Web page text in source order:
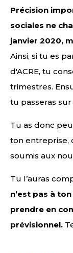
Précision
sociales ne
janvier 2020,
Ainsi, si tu es
d'ACRE, tu
trimestres.
tu passeras sur
Tu as donc
ton entreprise,
soumis aux
Tu l’auras
n’est pas à
prendre en
prévisionnel.